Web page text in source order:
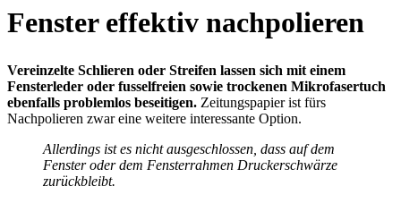
Fenster effektiv nachpolieren
Vereinzelte Schlieren oder Streifen lassen sich mit einem
Fensterleder oder fusselfreien sowie trockenen Mikrofasertuch
ebenfalls problemlos beseitigen. Zeitungspapier ist fürs
Nachpolieren zwar eine weitere interessante Option.
Allerdings ist es nicht ausgeschlossen, dass auf dem
Fenster oder dem Fensterrahmen Druckerschwärze
zurückbleibt.